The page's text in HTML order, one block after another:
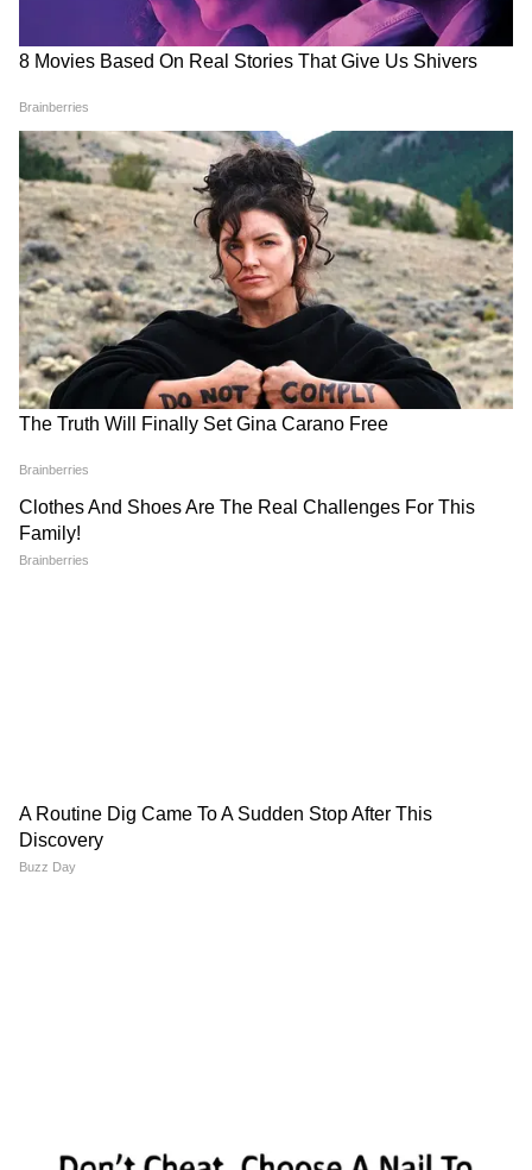
विवाद की जड़ में क्या हैं आपत्तिजनक सीन?
फिल्म रिलीज के बाद दर्शकों के एक हिस्से ने जान्हवी
कपूर के किरदार ‘अचियम्मा’ के इंट्रोडक्शन सीन्स पर
आपत्ति जताई है। कई लोगों ने कहा कि कैमरा लंबे समय
तक उनके शरीर पर फोकस करता है, जिससे किरदार की
बजाय उन्हें एक ऑब्जेक्ट की तरह दिखाया गया है। इसके
‘इट कीप्स हैपनिंग इन द साउथ’ — इंडस्ट्री पर भी सवाल
फिल्म की टीम पर बढ़ा दबाव, डायरेक्टर ने मांगी माफी